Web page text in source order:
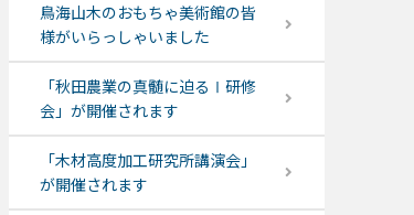
鳥海山木のおもちゃ美術館の皆
様がいらっしゃいました
「秋田農業の真髄に迫るⅠ研修
会」が開催されます
「木材高度加工研究所講演会」
が開催されます